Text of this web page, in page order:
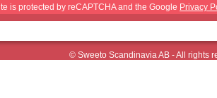
is protected by reCAPTCHA and the Google Privacy
© Sweeto Scandinavia AB - All rights